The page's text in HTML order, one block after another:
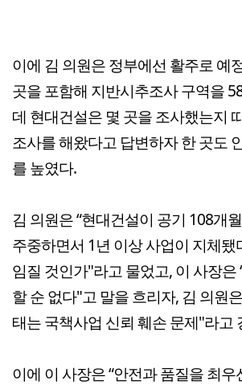
이에 김 의원은 정부에선 활주로 예
곳을 포함해 지반시추조사 구역을
데 현대건설은 몇 곳을 조사했는지
조사를 해왔다고 답변하자 한 곳도
를 높였다.
김 의원은 “현대건설이 공기 108개
주중하면서 1년 이상 사업이 지체됐
임질 것인가"라고 물었고, 이 사장은
할 순 없다"고 말을 흐리자, 김 의원
태는 국책사업 신뢰 훼손 문제"라고
이에 이 사장은 “안전과 품질을 최